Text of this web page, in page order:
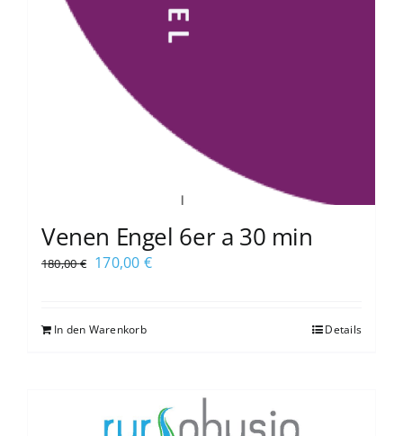
Venen Engel 6er a 30 min
180,00€ Ursprünglicher
180,00 €
170,00 €Aktueller
In den Warenkorb Details